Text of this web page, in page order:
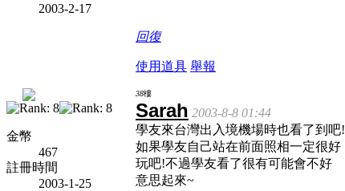
2003-2-17
回復
使用道具 舉報
金幣
467
註冊時間
2003-1-25
38樓
Sarah 2003-8-8 01:44
學友來台灣出入境機場時也看了到吧!
如果學友自己站在前面照相一定很好
玩吧!不過學友看了很有可能會不好
意思起來~